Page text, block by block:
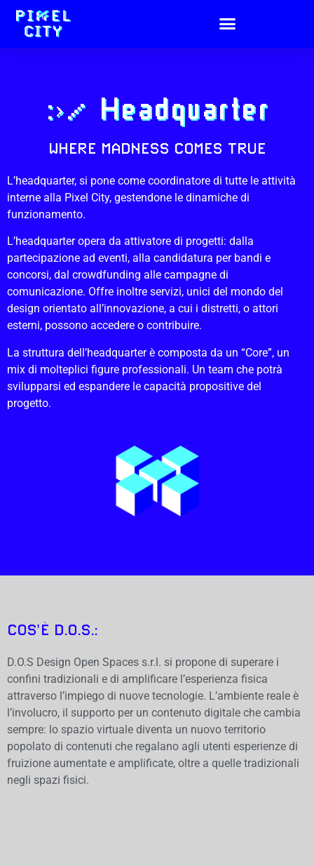
:>/ Headquarter
WHERE MADNESS COMES TRUE
L’headquarter, si pone come coordinatore di tutte le attività
interne alla Pixel City, gestendone le dinamiche di
funzionamento.
L’headquarter opera da attivatore di progetti: dalla
partecipazione ad eventi, alla candidatura per bandi e
concorsi, dal crowdfunding alle campagne di
comunicazione. Offre inoltre servizi, unici del mondo del
design orientato all’innovazione, a cui i distretti, o attori
esterni, possono accedere o contribuire.
La struttura dell’headquarter è composta da un “Core”, un
mix di molteplici figure professionali. Un team che potrà
svilupparsi ed espandere le capacità propositive del
progetto.
COS’È D.O.S.:
D.O.S Design Open Spaces s.r.l. si propone di superare i
confini tradizionali e di amplificare l’esperienza fisica
attraverso l’impiego di nuove tecnologie. L’ambiente reale è
l’involucro, il supporto per un contenuto digitale che cambia
sempre: lo spazio virtuale diventa un nuovo territorio
popolato di contenuti che regalano agli utenti esperienze di
fruizione aumentate e amplificate, oltre a quelle tradizionali
negli spazi fisici.